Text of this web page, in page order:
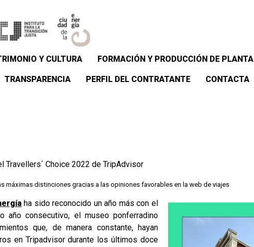
Y CULTURA FORMACIÓN Y PRODUCCIÓN DE PLANTA
TRANSPARENCIA PERFIL DEL CONTRATANTE CONTACTA
Travellers´ Choice 2022 de TripAdvisor
máximas distinciones gracias a las opiniones favorables en la web de viajes
ha sido reconocido un año más con el
año consecutivo, el museo ponferradino
que, de manera constante, hayan
en Tripadvisor durante los últimos doce